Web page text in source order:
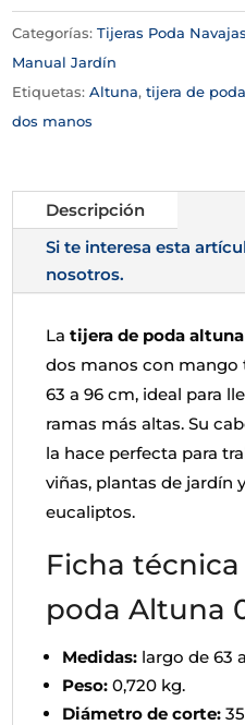
Categorías: Tijeras Poda
Manual Jardín
Etiquetas: Altuna, tijera de poda
dos manos
Descripción
Si te interesa esta
nosotros.
La tijera de poda
dos manos con mango
63 a 96 cm, ideal para
ramas más altas. Su
la hace perfecta para
viñas, plantas de jardín
eucaliptos.
Ficha
poda Altuna
Medidas:largo de 63
Peso:0,720 kg.
Diámetro de corte: